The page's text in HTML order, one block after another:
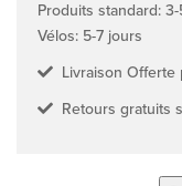
Produits standard:
Vélos: 5-7 jours
Livraison Offerte
Retours gratuits